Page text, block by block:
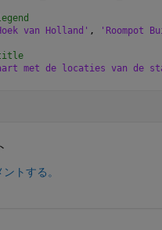
van Holland' , 'Roompot
title
met de locaties van de
トする。